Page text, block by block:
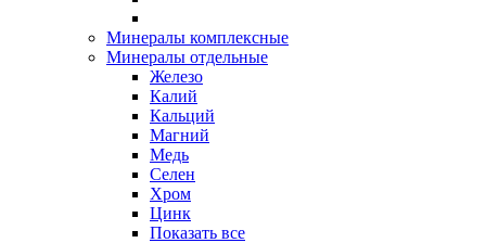
Минералы комплексные
Минералы отдельные
Железо
Калий
Кальций
Магний
Медь
Селен
Хром
Цинк
Показать все